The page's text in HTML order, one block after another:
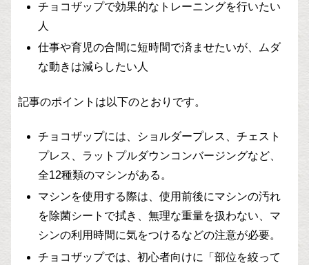
チョコザップで効果的なトレーニングを行いたい
人
仕事や育児の合間に短時間で済ませたいが、ムダ
な動きは減らしたい人
記事のポイントは以下のとおりです。
チョコザップには、ショルダープレス、チェスト
プレス、ラットプルダウンコンバージングなど、
全12種類のマシンがある。
マシンを使用する際は、使用前後にマシンの汚れ
を除菌シートで拭き、無理な重量を扱わない、マ
シンの利用時間に気をつけるなどの注意が必要。
チョコザップでは、初心者向けに「部位を絞って